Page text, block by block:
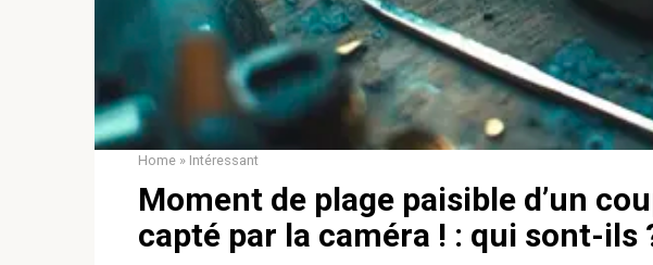
Home » Intéressant
Moment de plage paisible d’un
capté par la caméra ! : qui sont-ils